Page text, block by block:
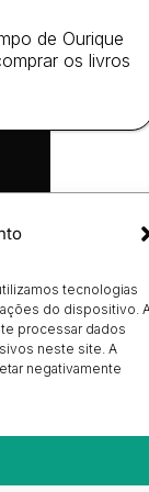
tecnologias
do dispositivo.
processar dados
neste site. A
negativamente
Cookies
(EU)
Livro de
os
direitos
de Ourique
os livros